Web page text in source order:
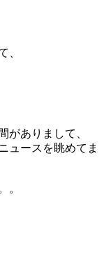
、
がありまして、
ュースを眺めてま
。